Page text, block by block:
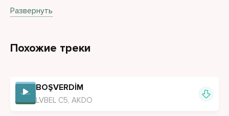
Her car ku derda, diyardı be evdinin.
Dileğimin tera, dileğim bırçi.
Bina vetea, her gavdici ev vardı bora.
Şabandı ben kim, lekin spedisate.
Развернуть
Похожие треки
BOŞVERDİM
LVBEL C5, AKDO